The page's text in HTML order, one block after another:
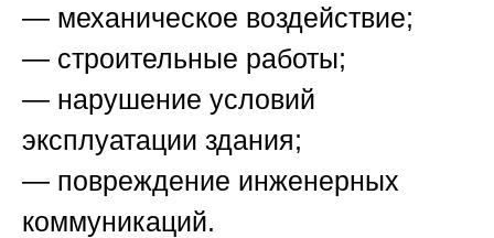
— механическое воздействие;
— строительные работы;
— нарушение условий
эксплуатации здания;
— повреждение инженерных
коммуникаций.